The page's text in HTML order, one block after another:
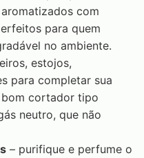
com
para quem
no ambiente.
estojos,
para completar sua
bom cortador tipo
neutro, que não
– purifique e perfume o